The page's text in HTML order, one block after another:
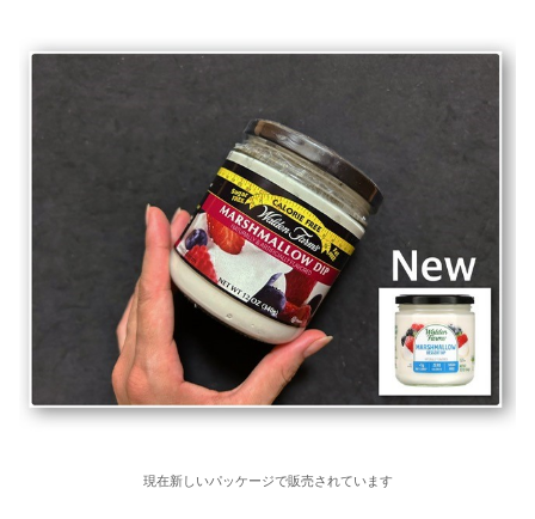
現在新しいパッケージで販売されています